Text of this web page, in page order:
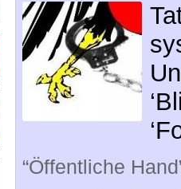
“Öffentliche